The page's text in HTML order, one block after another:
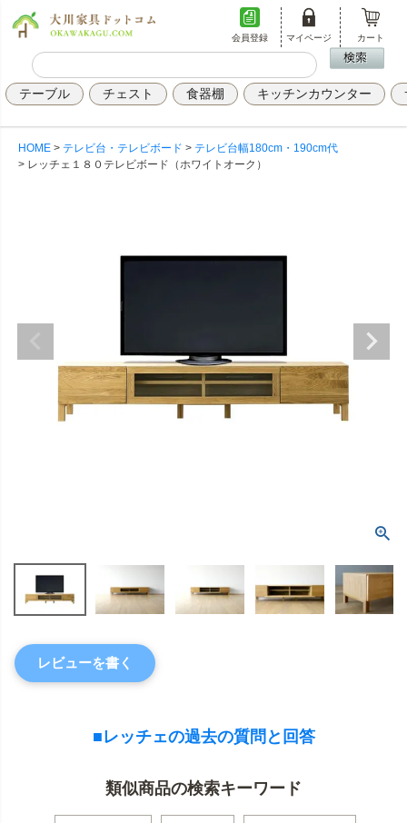
会員登録 マイページ カート
テーブル チェスト 食器棚 キッチンカウンター
HOME テレビ台・テレビボード
テレビ台幅180cm・190cm代
レッチェ１８０テレビボード（ホワイトオーク）
レビューを書く
■レッチェの過去の質問と回答
類似商品の検索キーワード